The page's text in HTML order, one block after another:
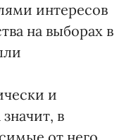
интересов
на выборах в
и
в